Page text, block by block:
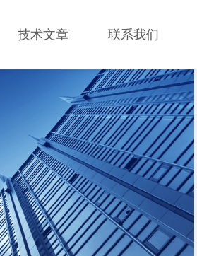
技术文章 联系我们